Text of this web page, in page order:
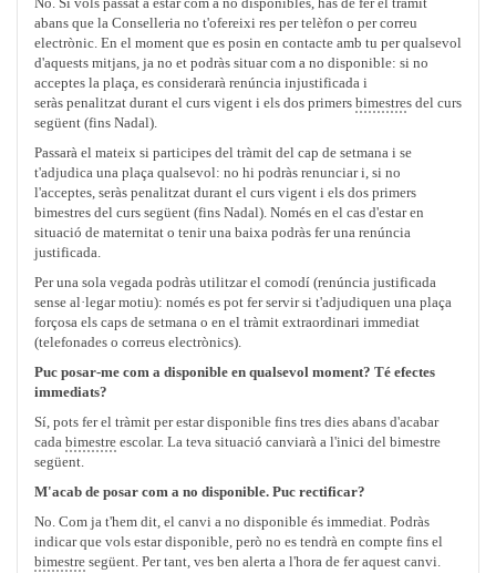
abans que la Conselleria no t'ofereixi res per telèfon o per correu
electrònic. En el moment que es posin en contacte amb tu per qualsevol
d'aquests mitjans, ja no et podràs situar com a no disponible: si no
acceptes la plaça, es considerarà renúncia injustificada i
seràs penalitzat durant el curs vigent i els dos primers bimestres del curs
següent (fins Nadal).
Passarà el mateix si participes del tràmit del cap de setmana i se
t'adjudica una plaça qualsevol: no hi podràs renunciar i, si no
l'acceptes, seràs penalitzat durant el curs vigent i els dos primers
bimestres del curs següent (fins Nadal). Només en el cas d'estar en
situació de maternitat o tenir una baixa podràs fer una renúncia
justificada.
Per una sola vegada podràs utilitzar el comodí (renúncia justificada
sense al·legar motiu): només es pot fer servir si t'adjudiquen una plaça
forçosa els caps de setmana o en el tràmit extraordinari immediat
(telefonades o correus electrònics).
Puc posar-me com a disponible en qualsevol moment? Té efectes
immediats?
Sí, pots fer el tràmit per estar disponible fins tres dies abans d'acabar
cada bimestre escolar. La teva situació canviarà a l'inici del bimestre
següent.
M'acab de posar com a no disponible. Puc rectificar?
No. Com ja t'hem dit, el canvi a no disponible és immediat. Podràs
indicar que vols estar disponible, però no es tendrà en compte fins el
bimestre següent. Per tant, ves ben alerta a l'hora de fer aquest canvi.